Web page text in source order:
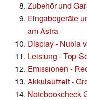
Zubehör und
Eingabegeräte
am Astra
Display - Nubia
Leistung - Top-
Emissionen -
Akkulaufzeit -
Notebookcheck